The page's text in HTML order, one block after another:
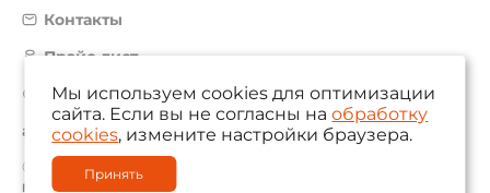
Контакты
Прайс-лист
Карта сайта
aam@aamsystems.ru
© 2004 — 2026 «AAM Systems»
Политика обработки персональных данных
Мы используем cookies для оптимизации
сайта. Если вы не согласны наобработку
cookies, измените настройки браузера.
Принять